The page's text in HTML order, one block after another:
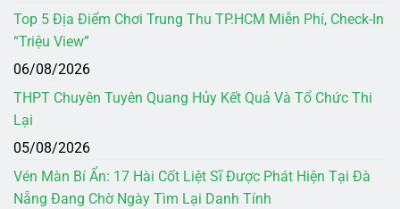
Top 5 Địa Điểm Chơi Trung Thu TP.HCM Miễn Phí, Check-In
“Triệu View”
06/08/2026
THPT Chuyên Tuyên Quang Hủy Kết Quả Và Tổ Chức Thi
Lại
05/08/2026
Vén Màn Bí Ẩn: 17 Hài Cốt Liệt Sĩ Được Phát Hiện Tại Đà
Nẵng Đang Chờ Ngày Tìm Lại Danh Tính